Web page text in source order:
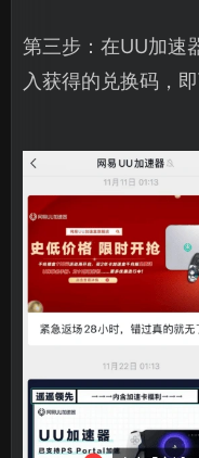
第三步：在UU加速
入获得的兑换码，